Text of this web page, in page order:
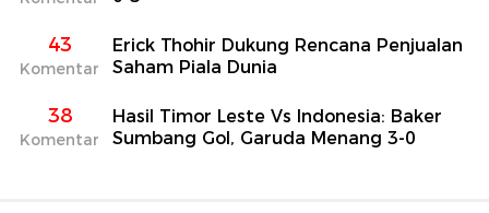
43
Komentar
Erick Thohir Dukung Rencana Penjualan
Saham Piala Dunia
38
Komentar
Hasil Timor Leste Vs Indonesia: Baker
Sumbang Gol, Garuda Menang 3-0